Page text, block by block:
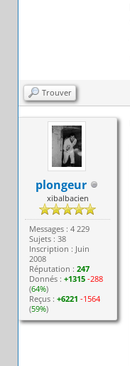
Trouver
plongeur
xibalbacien
Messages : 4 229
Sujets : 38
Inscription : Juin
2008
Réputation :247
Donnés :+1315 -288
(64%)
Reçus :+6221 -1564
(59%)